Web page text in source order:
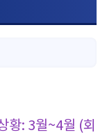
황: 3월~4월 (회